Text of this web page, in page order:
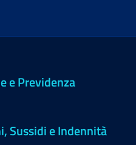
e Previdenza
Sussidi e Indennità